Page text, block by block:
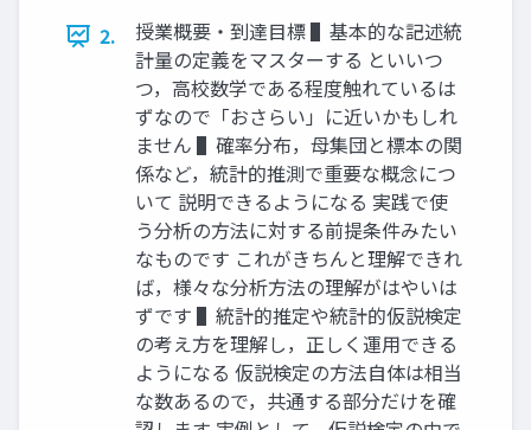
2.
授業概要・到達目標 ▌基本的な記述統
計量の定義をマスターする といいつ
つ，高校数学である程度触れているは
ずなので「おさらい」に近いかもしれ
ません ▌確率分布，母集団と標本の関
係など，統計的推測で重要な概念につ
いて 説明できるようになる 実践で使
う分析の方法に対する前提条件みたい
なものです これがきちんと理解できれ
ば，様々な分析方法の理解がはやいは
ずです ▌統計的推定や統計的仮説検定
の考え方を理解し，正しく運用できる
ようになる 仮説検定の方法自体は相当
な数あるので，共通する部分だけを確